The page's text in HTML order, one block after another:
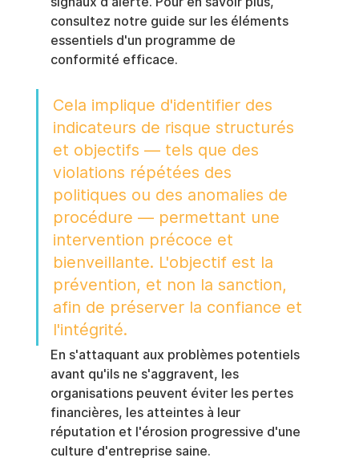
consultez notre guide sur les éléments
essentiels d'un programme de
conformité efficace.
Cela implique d'identifier des
indicateurs de risque structurés
et objectifs — tels que des
violations répétées des
politiques ou des anomalies de
procédure — permettant une
intervention précoce et
bienveillante. L'objectif est la
prévention, et non la sanction,
afin de préserver la confiance et
l'intégrité.
En s'attaquant aux problèmes potentiels
avant qu'ils ne s'aggravent, les
organisations peuvent éviter les pertes
financières, les atteintes à leur
réputation et l'érosion progressive d'une
culture d'entreprise saine.